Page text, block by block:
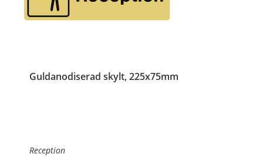
Guldanodiserad skylt, 225x75mm
Reception